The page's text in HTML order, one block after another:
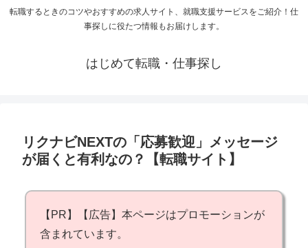
転職するときのコツやおすすめの求人サイト、就職支援サービスをご紹介！仕
事探しに役たつ情報もお届けします。
はじめて転職・仕事探し
リクナビNEXTの「応募歓迎」メッセージ
が届くと有利なの？【転職サイト】
【PR】【広告】本ページはプロモーションが
含まれています。